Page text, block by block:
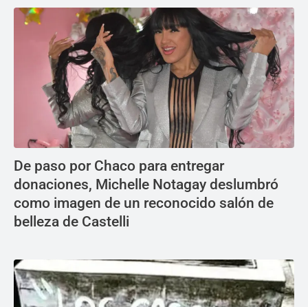
De paso por Chaco para entregar
donaciones, Michelle Notagay deslumbró
como imagen de un reconocido salón de
belleza de Castelli